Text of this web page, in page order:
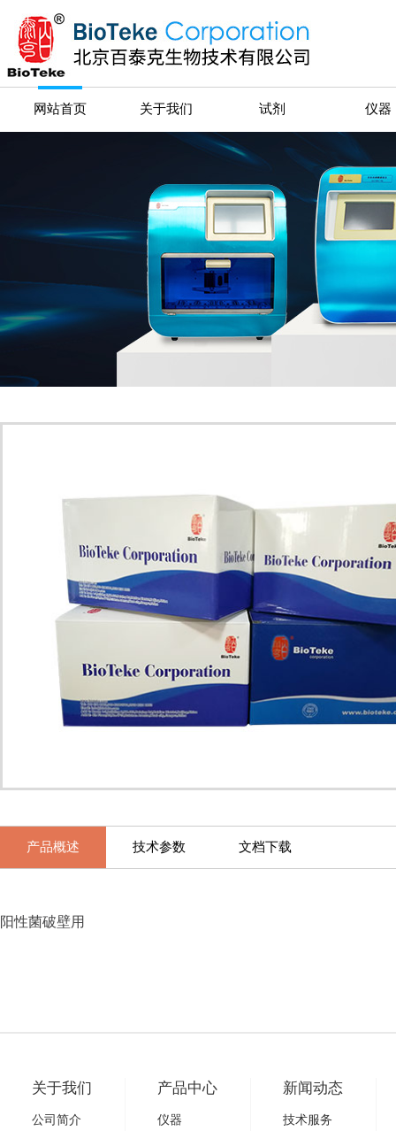
网站首页 关于我们 试剂 仪器
产品概述 技术参数 文档下载
阳性菌破壁用
关于我们
公司简介
产品中心
仪器
新闻动态
技术服务